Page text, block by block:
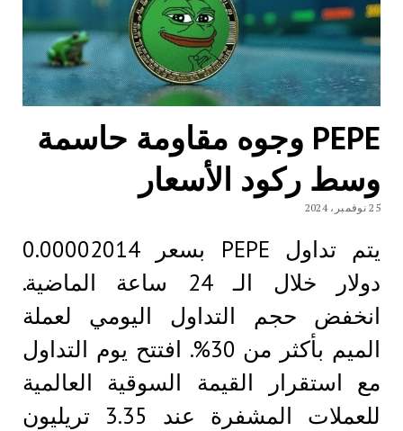
PEPE وجوه مقاومة حاسمة
وسط ركود الأسعار
25 نوفمبر، 2024
يتم تداول PEPE بسعر 0.00002014
دولار خلال الـ 24 ساعة الماضية.
انخفض حجم التداول اليومي لعملة
الميم بأكثر من 30%. افتتح يوم التداول
مع استقرار القيمة السوقية العالمية
للعملات المشفرة عند 3.35 تريليون